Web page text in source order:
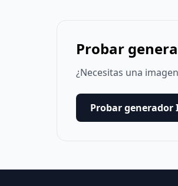
Probar
¿Necesitas una
Probar generador